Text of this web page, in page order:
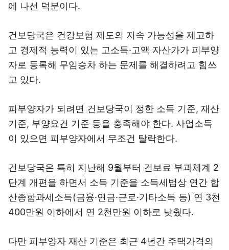
에 나선 덕분이다.
건보당국은 건강보험 제도의 지속 가능성을 제고하
고 경제적 능력이 있는 고소득·고액 자산가가 피부양
자로 등록해 무임승차 하는 문제를 해결하려고 힘쓰
고 있다.
피부양자가 되려면 건보당국이 정한 소득 기준, 재산
기준, 부양요건 기준 등을 충족해야 한다. 사업소득
이 있으면 피부양자에서 무조건 탈락한다.
건보당국은 특히 지난해 9월부터 건보료 부과체계 2
단계 개편을 하면서 소득 기준을 소득세법상 연간 합
산종합과세소득(금융·연금·근로·기타소득 등) 연 3천
400만원 이하에서 연 2천만원 이하로 낮췄다.
다만 피부양자 재산 기준은 최근 4년간 주택가격의